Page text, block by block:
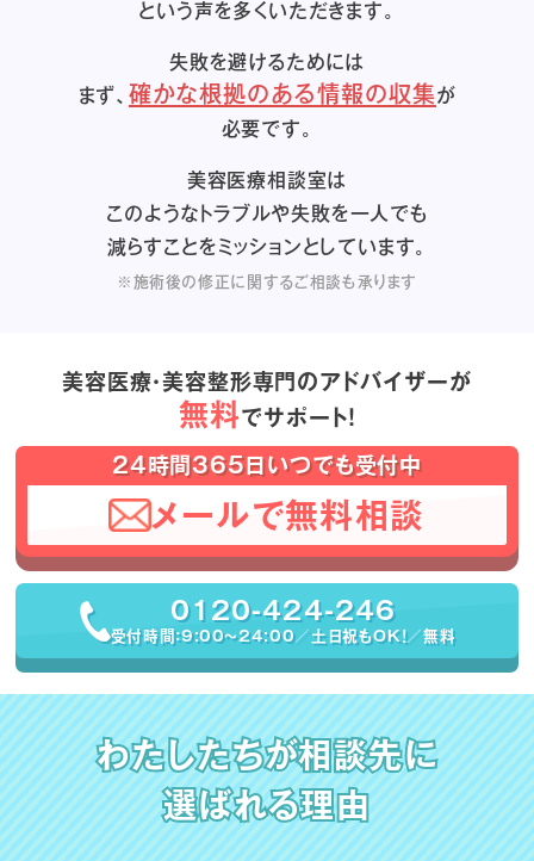
という声を多くいただきます。
失敗を避けるためには
まず、確かな根拠のある情報の収集が
必要です。
美容医療相談室は
このようなトラブルや失敗を一人でも
減らすことをミッションとしています。
※施術後の修正に関するご相談も承ります
美容医療・美容整形専門のアドバイザーが
無料でサポート！
24時間365日いつでも受付中
メールで無料相談
0120-424-246
受付時間：9:00〜24:00／土日祝もOK！／無料
わたしたちが相談先に
選ばれる理由